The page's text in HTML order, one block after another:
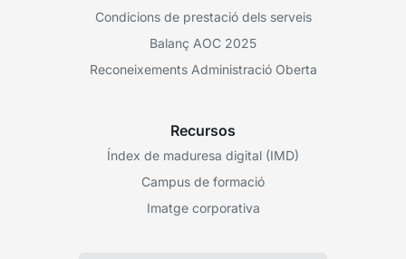
Condicions de prestació dels serveis
Balanç AOC 2025
Reconeixements Administració Oberta
Recursos
Índex de maduresa digital (IMD)
Campus de formació
Imatge corporativa